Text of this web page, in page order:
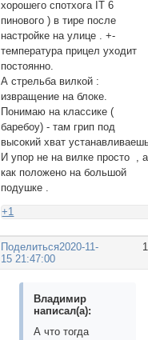
хорошего спотхога IT 6
пинового ) в тире после
настройке на улице . +-
температура прицел уходит
постоянно.
А стрельба вилкой :
извращение на блоке.
Понимаю на классике (
баребоу) - там грип под
высокий хват
И упор не на вилке просто , а
как положено на большой
подушке .
+1
Поделиться2020-11-
15 21:47:00
Владимир
написал(а):
А что тогда